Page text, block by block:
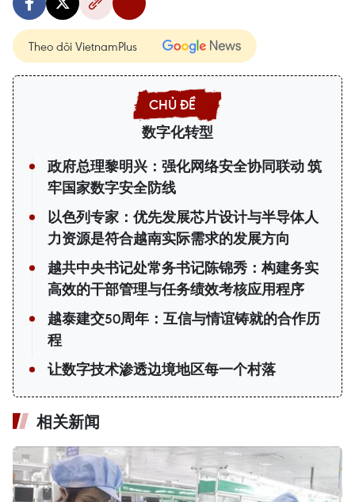
Theo dõi VietnamPlus
数字化转型
政府总理黎明兴：强化网络安全协同联动 筑
牢国家数字安全防线
以色列专家：优先发展芯片设计与半导体人
力资源是符合越南实际需求的发展方向
越共中央书记处常务书记陈锦秀：构建务实
高效的干部管理与任务绩效考核应用程序
越泰建交50周年：互信与情谊铸就的合作历
程
让数字技术渗透边境地区每一个村落
相关新闻